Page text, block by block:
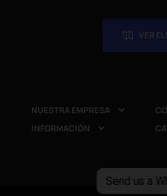
Send us a
VER
NUESTRA EMPRESA 
INFORMACIÓN 